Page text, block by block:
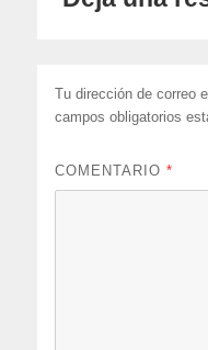
Tu dirección de correo
campos obligatorios
COMENTARIO*